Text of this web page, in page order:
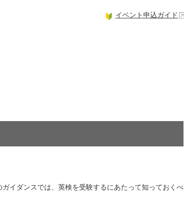
イベント申込ガイド
イダンスでは、英検を受験するにあたって知っておくべ